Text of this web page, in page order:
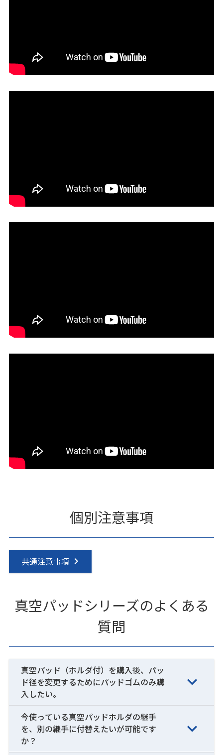
個別注意事項
共通注意事項
真空パッドシリーズのよくある
質問
真空パッド（ホルダ付）を購入後、パッ
ド径を変更するためにパッドゴムのみ購
入したい。
今使っている真空パッドホルダの継手
を、別の継手に付替えたいが可能です
か？